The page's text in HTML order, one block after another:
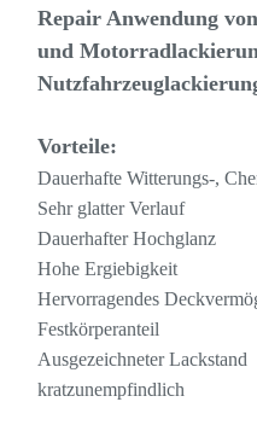
Repair Anwendung
und
Vorteile:
Dauerhafte Witterungs-,
Sehr glatter Verlauf
Dauerhafter Hochglanz
Hohe Ergiebigkeit
Hervorragendes
Festkörperanteil
Ausgezeichneter Lackstand
kratzunempfindlich